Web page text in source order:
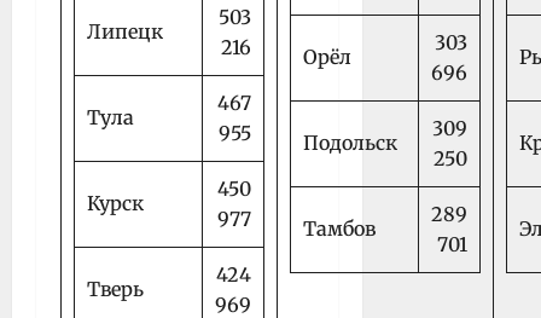
Липецк
503
216
Тула
467
955
Курск
450
977
Тверь
424
969
Орёл
303
696
Подольск
309
250
Тамбов
289
701